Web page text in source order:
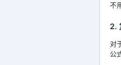
不
2.
对
公